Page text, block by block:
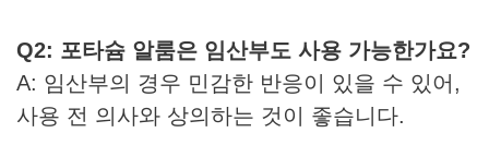
Q2: 포타슘 알룸은 임산부도 사용 가능한가요?
A: 임산부의 경우 민감한 반응이 있을 수 있어,
사용 전 의사와 상의하는 것이 좋습니다.